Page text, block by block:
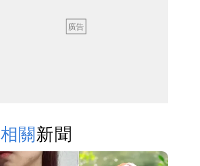
相關新聞